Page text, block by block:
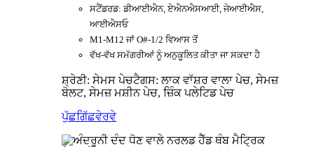
ਸਟੈਂਡਰਡ: ਡੀਆਈਐਨ, ਏਐਨਐਸਆਈ, ਜੇਆਈਐਸ,
ਆਈਐਸਓ
M1-M12 ਜਾਂ O#-1/2 ਵਿਆਸ ਤੋਂ
ਵੱਖ-ਵੱਖ ਸਮੱਗਰੀਆਂ ਨੂੰ ਅਨੁਕੂਲਿਤ ਕੀਤਾ ਜਾ ਸਕਦਾ ਹੈ
ਸ਼੍ਰੇਣੀ: ਸੇਮਸ ਪੇਚਟੈਗਸ: ਲਾਕ ਵਾੱਸ਼ਰ ਵਾਲਾ ਪੇਚ, ਸੇਮਜ਼
ਬੋਲਟ, ਸੇਮਜ਼ ਮਸ਼ੀਨ ਪੇਚ, ਜ਼ਿੰਕ ਪਲੇਟਿਡ ਪੇਚ
ਪੁੱਛਗਿੱਛਵੇਰਵੇ